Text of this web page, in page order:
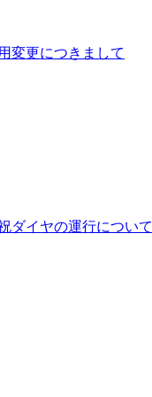
変更につきまして
ダイヤの運行について